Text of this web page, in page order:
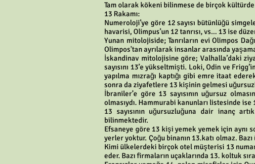
Tam olarak kökeni bilinmese de birçok kültürde
13 Rakamı:
Numeroloji’ye göre 12 sayısı bütünlüğü
havarisi, Olimpus’un 12 tanrısı, vs... 13 ise
Yunan mitolojiside; Tanrıların evi Olimpos
Olimpos'tan ayrılarak insanlar arasında
İskandinav mitolojisine göre; Valhalla’daki
sayısını 13’e yükseltmişti. Loki, Odin ve
yapılma mızrağı kaptığı gibi emre itaat
sonra da ziyafetlere 13 kişinin gelmesi
İbraniler’e göre 13 sayısının uğursuz
olmasıydı. Hammurabi kanunları listesinde ise
13 sayısının uğursuzluğuna dair inanç
bilinmektedir.
Efsaneye göre 13 kişi yemek yemek için
yerler yoktur. Çoğu binanın 13.katı olmaz.
Kimi ülkelerdeki birçok otel müşterisi 13
eder. Bazı firmaların uçaklarında 13. koltuk